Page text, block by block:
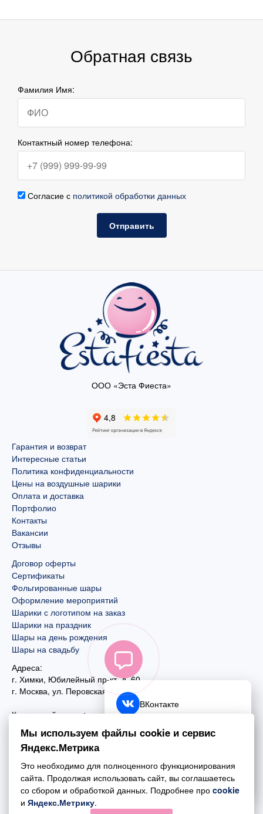
Обратная связь
Фамилия Имя:
Контактный номер телефона:
Согласие с политикой обработки данных
Отправить
ООО «Эста Фиеста»
Гарантия и возврат
Интересные статьи
Политика конфиденциальности
Цены на воздушные шарики
Оплата и доставка
Портфолио
Контакты
Вакансии
Отзывы
Договор оферты
Сертификаты
Фольгированные шары
Оформление мероприятий
Шарики с логотипом на заказ
Шарики на праздник
Шары на день рождения
Шары на свадьбу
Адреса:
г. Химки, Юбилейный пр-кт, д. 60
г. Москва, ул. Перовская, д. 59
Контактный номер:
+7 (495) 970-44-75
Почта:
mail@esta-fiesta.ru
Режим работы интернет-магазина:
ПН-ВС с 09:00 до 21:00
ВКонтакте
Telegram
Обратный звонок
Мы используем файлы cookie и сервис
Яндекс.Метрика
Это необходимо для полноценного функционирования
сайта. Продолжая использовать сайт, вы соглашаетесь
со сбором и обработкой данных. Подробнее про cookie
и Яндекс.Метрику.